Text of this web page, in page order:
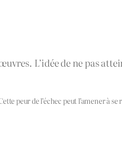
L’idée de ne pas
peur de l’échec peut l’amener à se